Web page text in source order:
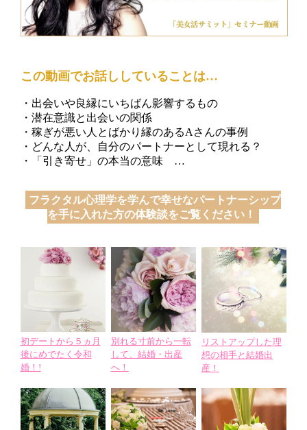
この動画でお話ししていることは…
・出会いや良縁にいちばん影響するもの
・潜在意識と出会いの関係
・稼ぎが悪い人とばかり縁のあるAさんの事例
・どんな人が、自分のパートナーとして現れる？
・「引き寄せ」の本当の意味 …
フラクタル心理学を学んで幸せなパートナーシップ
を手に入れた方の体験談をご覧ください！
初デートから５ヵ月
後にめでたく令和
婚！!
別れる寸前から一転
して、結婚・出産
へ！
リストアップした理
想の相手と結婚出
産！